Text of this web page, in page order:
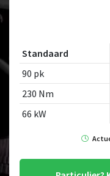
Standaard
90 pk
230 Nm
66 kW